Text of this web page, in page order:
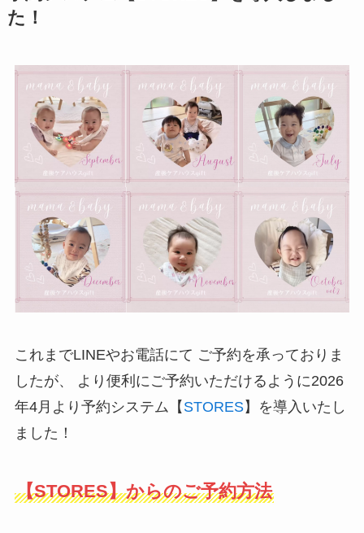
た！
これまでLINEやお電話にて ご予約を承っておりま
したが、 より便利にご予約いただけるように2026
年4月より予約システム【 STORES】を導入いたし
ました！
【STORES】からのご予約方法